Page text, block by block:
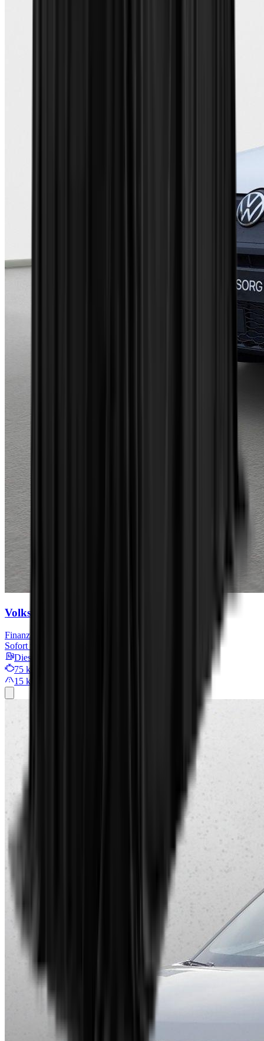
Volkswagen Caddy
Finanzieren für
Sofort verfügbar
Diesel
75 kW/101 PS
15 km